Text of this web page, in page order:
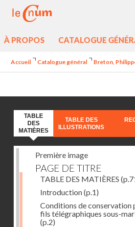
À PROPOS CATALOGUE
Accueil Catalogue général Breton,
TABLE
DES
MATIÈRES
TABLE DES
ILLUSTRATIONS
Première image
PAGE DE TITRE
TABLE DES MATIÈRES
Introduction(p.1)
Conditions de conservation
fils télégraphiques sous-
(p.2)